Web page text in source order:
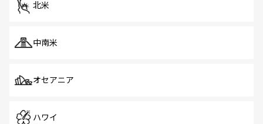
北米
中南米
オセアニア
ハワイ